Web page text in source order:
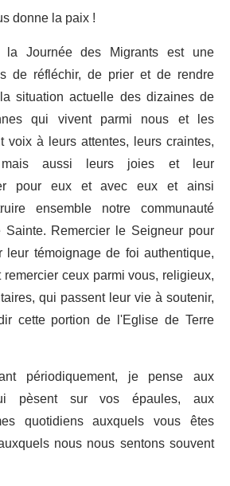
donne la paix !
Journée des Migrants est une
de réfléchir, de prier et de rendre
situation actuelle des dizaines de
qui vivent parmi nous et les
voix à leurs attentes, leurs craintes,
mais aussi leurs joies et leur
pour eux et avec eux et ainsi
ensemble notre communauté
Remercier le Seigneur pour
témoignage de foi authentique,
ceux parmi vous, religieux,
qui passent leur vie à soutenir,
cette portion de l'Eglise de Terre
périodiquement, je pense aux
pèsent sur vos épaules, aux
quotidiens auxquels vous êtes
nous nous sentons souvent